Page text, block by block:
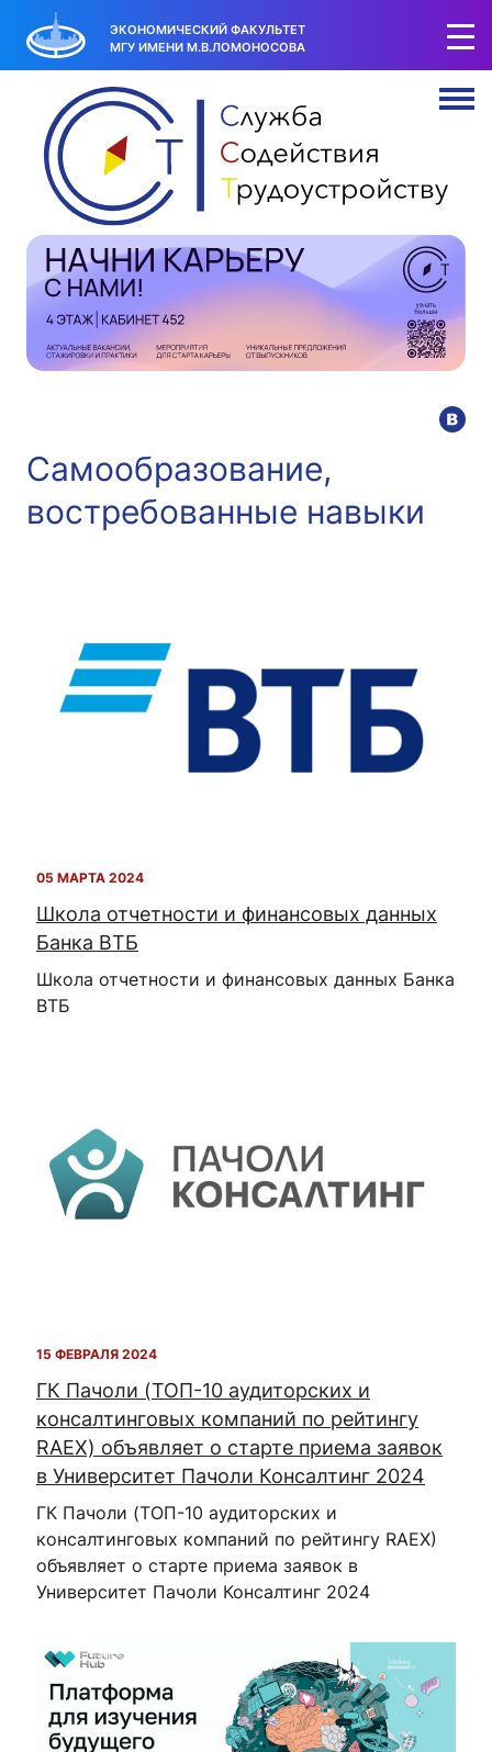
ЭКОНОМИЧЕСКИЙ ФАКУЛЬТЕТ
МГУ ИМЕНИ М.В.ЛОМОНОСОВА
Самообразование,
востребованные навыки
05 МАРТА 2024
Школа отчетности и финансовых данных
Банка ВТБ
Школа отчетности и финансовых данных Банка
ВТБ
15 ФЕВРАЛЯ 2024
ГК Пачоли (ТОП-10 аудиторских и
консалтинговых компаний по рейтингу
RAEX) объявляет о старте приема заявок
в Университет Пачоли Консалтинг 2024
ГК Пачоли (ТОП-10 аудиторских и
консалтинговых компаний по рейтингу RAEX)
объявляет о старте приема заявок в
Университет Пачоли Консалтинг 2024